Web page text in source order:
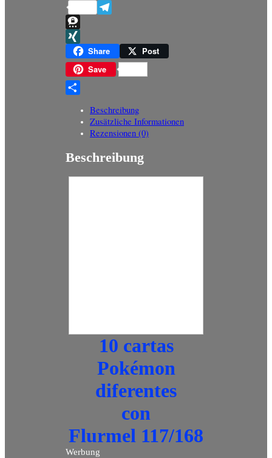
Reddit
Telegram
Threema
XINGShare
Post
Save
Beschreibung
Zusätzliche Informationen
Rezensionen (0)
Beschreibung
10 cartas
Pokémon
diferentes
con
Flurmel 117/168
Werbung